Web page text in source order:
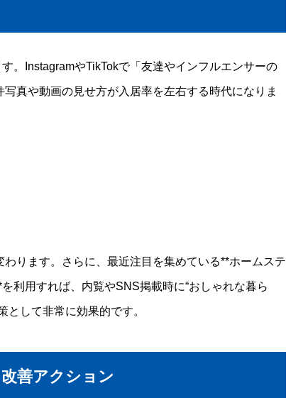
。InstagramやTikTokで「友達やインフルエンサーの
真や動画の見せ方が入居率を左右する時代になりま
ります。さらに、最近注目を集めている**ホームステ
利用すれば、内覧やSNS掲載時に“おしゃれな暮ら
として非常に効果的です。
善アクション